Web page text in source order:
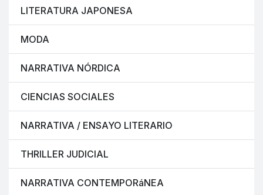
LITERATURA JAPONESA
MODA
NARRATIVA NÓRDICA
CIENCIAS SOCIALES
NARRATIVA / ENSAYO LITERARIO
THRILLER JUDICIAL
NARRATIVA CONTEMPORáNEA